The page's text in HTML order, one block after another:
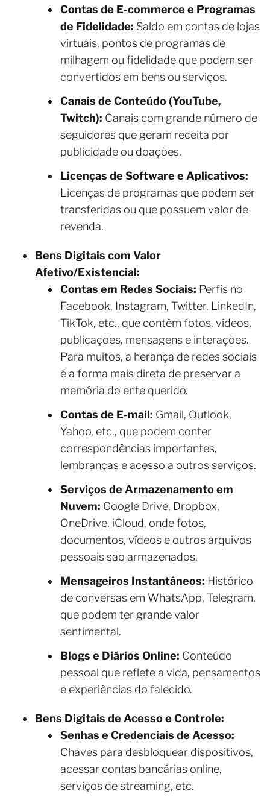
Contas de E-commerce e Programas
de Fidelidade: Saldo em contas de lojas
virtuais, pontos de programas de
milhagem ou fidelidade que podem ser
convertidos em bens ou serviços.
Canais de Conteúdo (YouTube,
Twitch): Canais com grande número de
seguidores que geram receita por
publicidade ou doações.
Licenças de Software e Aplicativos:
Licenças de programas que podem ser
transferidas ou que possuem valor de
revenda.
Bens Digitais com Valor
Afetivo/Existencial:
Contas em Redes Sociais: Perfis no
Facebook, Instagram, Twitter, LinkedIn,
TikTok, etc., que contêm fotos, vídeos,
publicações, mensagens e interações.
Para muitos, a herança de redes sociais
é a forma mais direta de preservar a
memória do ente querido.
Contas de E-mail: Gmail, Outlook,
Yahoo, etc., que podem conter
correspondências importantes,
lembranças e acesso a outros serviços.
Serviços de Armazenamento em
Nuvem: Google Drive, Dropbox,
OneDrive, iCloud, onde fotos,
documentos, vídeos e outros arquivos
pessoais são armazenados.
Mensageiros Instantâneos: Histórico
de conversas em WhatsApp, Telegram,
que podem ter grande valor
sentimental.
Blogs e Diários Online: Conteúdo
pessoal que reflete a vida, pensamentos
e experiências do falecido.
Bens Digitais de Acesso e Controle:
Senhas e Credenciais de Acesso:
Chaves para desbloquear dispositivos,
acessar contas bancárias online,
serviços de streaming, etc.